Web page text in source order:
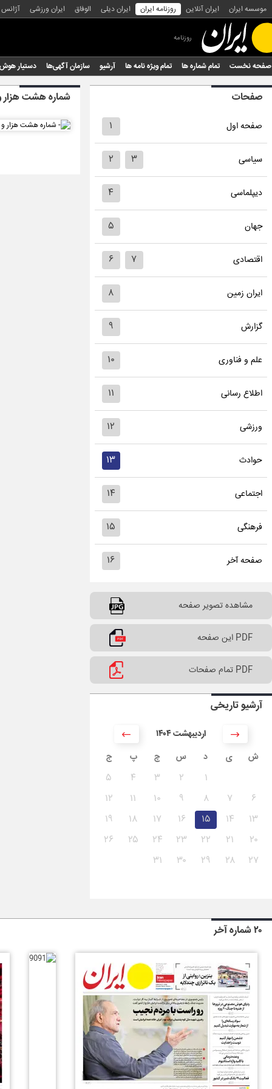
موسسه ایران ایران آنلاین روزنامه ایران ایران دیلی الوفاق ایران ورزشی
روزنامه
صفحه نخست تمام شماره ها تمام ویژه نامه ها آرشیو سازمان آگهی‌ها دستیار
صفحات
صفحه اول ۱
سیاسی ۲ ۳
دیپلماسی ۴
جهان ۵
اقتصادی ۶ ۷
ایران زمین ۸
گزارش ۹
علم و فناوری ۱۰
اطلاع رسانی ۱۱
ورزشی ۱۲
حوادث ۱۳
اجتماعی ۱۴
فرهنگی ۱۵
صفحه آخر ۱۶
مشاهده تصویر صفحه
PDF این صفحه
PDF تمام صفحات
آرشیو تاریخی
۱۴۰۴ اردیبهشت
ش
ی د س چ پ ج
۱ ۲ ۳ ۴
۵
۶
۷ ۸ ۹ ۱۰ ۱۱
۱۲
۱۳
۱۴ ۱۵ ۱۶ ۱۷ ۱۸
۱۹
۲۰
۲۱ ۲۲ ۲۳ ۲۴ ۲۵
۲۶
۲۷
۲۸ ۲۹ ۳۰ ۳۱
شماره هشت
۲۰ شماره آخر